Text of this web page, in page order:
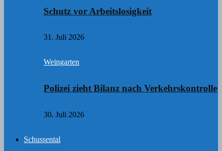
Schutz vor Arbeitslosigkeit
31. Juli 2026
Weingarten
Polizei zieht Bilanz nach Verkehrskontrolle
30. Juli 2026
Schussental